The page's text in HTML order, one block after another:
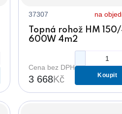
37307 na
Topná rohož HM
600W 4m2
Cena bez DPH
3 668Kč Koupit